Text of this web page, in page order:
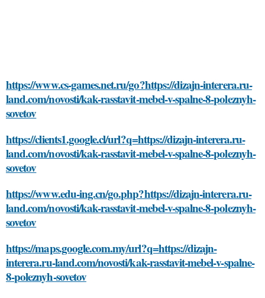
https://www.cs-games.net.ru/go?https://dizajn-interera.ru-
land.com/novosti/kak-rasstavit-mebel-v-spalne-8-poleznyh-
sovetov
https://clients1.google.cl/url?q=https://dizajn-interera.ru-
land.com/novosti/kak-rasstavit-mebel-v-spalne-8-poleznyh-
sovetov
https://www.edu-ing.cn/go.php?https://dizajn-interera.ru-
land.com/novosti/kak-rasstavit-mebel-v-spalne-8-poleznyh-
sovetov
https://maps.google.com.my/url?q=https://dizajn-
interera.ru-land.com/novosti/kak-rasstavit-mebel-v-spalne-
8-poleznyh-sovetov